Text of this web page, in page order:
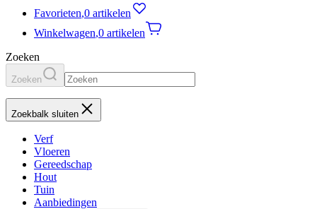
Favorieten,0 artikelen
Winkelwagen,0 artikelen
Zoeken
Zoeken
Zoekbalk sluiten
Verf
Vloeren
Gereedschap
Hout
Tuin
Aanbiedingen